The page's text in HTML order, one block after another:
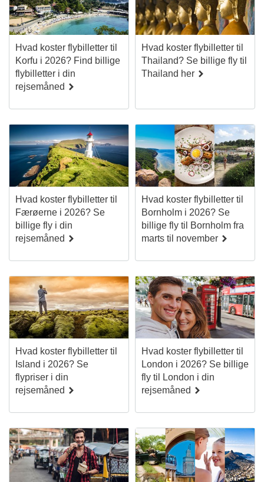
Hvad koster flybilletter til
Korfu i 2026? Find billige
flybilletter i din
rejsemåned
Hvad koster flybilletter til
Thailand? Se billige fly til
Thailand her
Hvad koster flybilletter til
Færøerne i 2026? Se
billige fly i din
rejsemåned
Hvad koster flybilletter til
Bornholm i 2026? Se
billige fly til Bornholm fra
marts til november
Hvad koster flybilletter til
Island i 2026? Se
flypriser i din
rejsemåned
Hvad koster flybilletter til
London i 2026? Se billige
fly til London i din
rejsemåned